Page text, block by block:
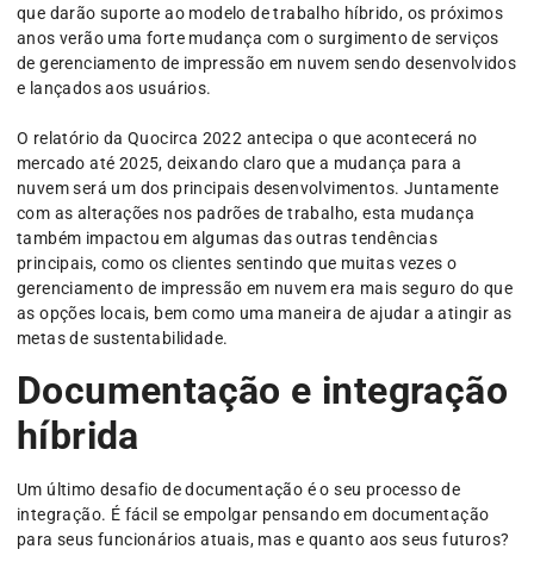
que darão suporte ao modelo de trabalho híbrido, os próximos
anos verão uma forte mudança com o surgimento de serviços
de gerenciamento de impressão em nuvem sendo desenvolvidos
e lançados aos usuários.
O relatório da Quocirca 2022 antecipa o que acontecerá no
mercado até 2025, deixando claro que a mudança para a
nuvem será um dos principais desenvolvimentos. Juntamente
com as alterações nos padrões de trabalho, esta mudança
também impactou em algumas das outras tendências
principais, como os clientes sentindo que muitas vezes o
gerenciamento de impressão em nuvem era mais seguro do que
as opções locais, bem como uma maneira de ajudar a atingir as
metas de sustentabilidade.
Documentação e integração
híbrida
Um último desafio de documentação é o seu processo de
integração. É fácil se empolgar pensando em documentação
para seus funcionários atuais, mas e quanto aos seus futuros?